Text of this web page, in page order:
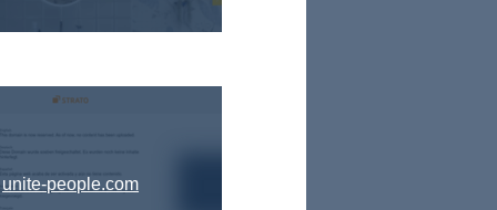
unite-people.com